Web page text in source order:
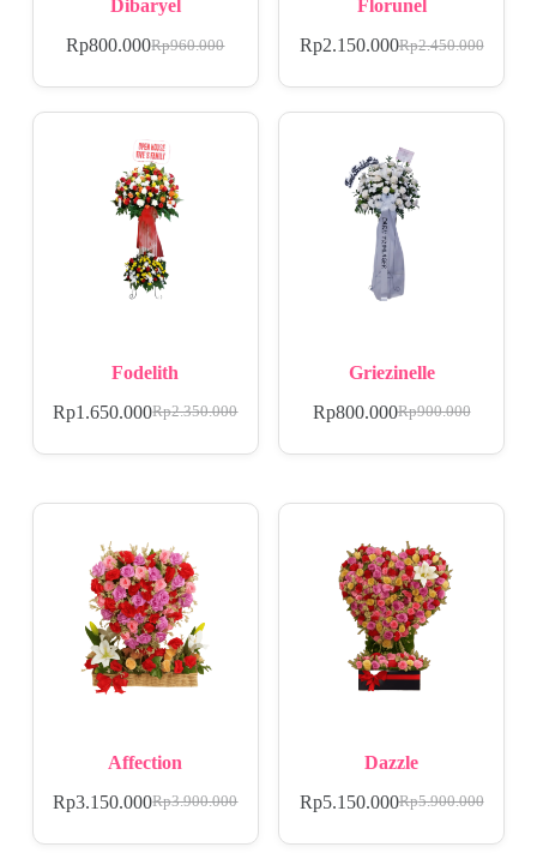
Dibaryel
Rp960.000
Rp800.000
Florunel
Rp2.450.000
Rp2.150.000
Fodelith
Rp2.350.000
Rp1.650.000
Griezinelle
Rp900.000
Rp800.000
Affection
Rp3.900.000
Rp3.150.000
Dazzle
Rp5.900.000
Rp5.150.000